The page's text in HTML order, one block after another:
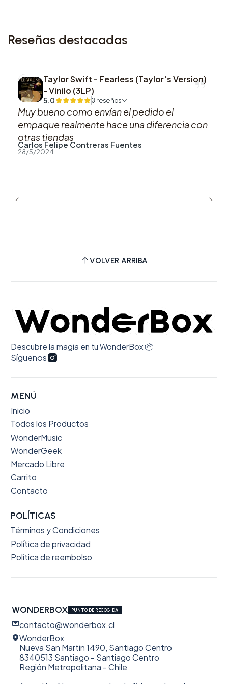
tarjeta autografiada hace de este CD una pieza
destacada para cualquier colección de música.
Reseñas destacadas
Taylor Swift - Fearless (Taylor's Version)
- Vinilo (3LP)
5.0 3 reseñas
Muy bueno como envían el pedido el
empaque realmente hace una diferencia con
otras tiendas
Carlos Felipe Contreras Fuentes
28/5/2024
VOLVER ARRIBA
Descubre la magia en tu WonderBox 📦
Síguenos
MENÚ
Inicio
Todos los Productos
WonderMusic
WonderGeek
Mercado Libre
Carrito
Contacto
POLÍTICAS
Términos y Condiciones
Política de privacidad
Política de reembolso
WONDERBOX PUNTO DE RECOGIDA
contacto@wonderbox.cl
WonderBox
Nueva San Martin 1490, Santiago Centro
8340513 Santiago - Santiago Centro
Región Metropolitana - Chile